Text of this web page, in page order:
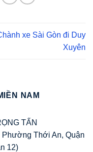
xe Sài Gòn đi Duy
Xuyên
NAM
TẤN
Thới An, Quận
12)